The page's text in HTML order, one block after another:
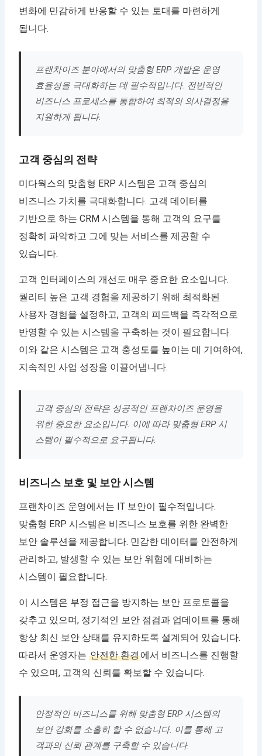
변화에 민감하게 반응할 수 있는 토대를 마련하게
됩니다.
프랜차이즈 분야에서의 맞춤형 ERP 개발은 운영
효율성을 극대화하는 데 필수적입니다. 전반적인
비즈니스 프로세스를 통합하여 최적의 의사결정을
지원하게 됩니다.
고객 중심의 전략
미다웍스의 맞춤형 ERP 시스템은 고객 중심의
비즈니스 가치를 극대화합니다. 고객 데이터를
기반으로 하는 CRM 시스템을 통해 고객의 요구를
정확히 파악하고 그에 맞는 서비스를 제공할 수
있습니다.
고객 인터페이스의 개선도 매우 중요한 요소입니다.
퀄리티 높은 고객 경험을 제공하기 위해 최적화된
사용자 경험을 설정하고, 고객의 피드백을 즉각적으로
반영할 수 있는 시스템을 구축하는 것이 필요합니다.
이와 같은 시스템은 고객 충성도를 높이는 데 기여하여,
지속적인 사업 성장을 이끌어냅니다.
고객 중심의 전략은 성공적인 프랜차이즈 운영을
위한 중요한 요소입니다. 이에 따라 맞춤형 ERP 시
스템이 필수적으로 요구됩니다.
비즈니스 보호 및 보안 시스템
프랜차이즈 운영에서는 IT 보안이 필수적입니다.
맞춤형 ERP 시스템은 비즈니스 보호를 위한 완벽한
보안 솔루션을 제공합니다. 민감한 데이터를 안전하게
관리하고, 발생할 수 있는 보안 위협에 대비하는
시스템이 필요합니다.
이 시스템은 부정 접근을 방지하는 보안 프로토콜을
갖추고 있으며, 정기적인 보안 점검과 업데이트를 통해
항상 최신 보안 상태를 유지하도록 설계되어 있습니다.
따라서 운영자는안전한 환경에서 비즈니스를 진행할
수 있으며, 고객의 신뢰를 확보할 수 있습니다.
안정적인 비즈니스를 위해 맞춤형 ERP 시스템의
보안 강화를 소홀히 할 수 없습니다. 이를 통해 고
객과의 신뢰 관계를 구축할 수 있습니다.